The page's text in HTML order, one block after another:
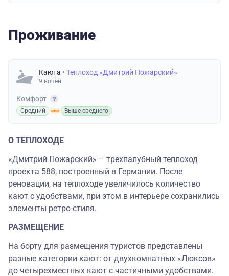
Проживание
Каюта • Теплоход «Дмитрий Пожарский»
9 ночей
Комфорт
Средний Выше среднего
О ТЕПЛОХОДЕ
«Дмитрий Пожарский» – трехпалубный теплоход
проекта 588, построенный в Германии. После
реновации, на теплоходе увеличилось количество
кают с удобствами, при этом в интерьере сохранились
элементы ретро-стиля.
РАЗМЕЩЕНИЕ
На борту для размещения туристов представлены
разные категории кают: от двухкомнатных «Люксов»
до четырехместных кают с частичными удобствами.